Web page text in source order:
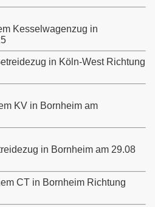
Kesselwagenzug in
in Köln-West Richtung
KV in Bornheim am
in Bornheim am 29.08
CT in Bornheim Richtung